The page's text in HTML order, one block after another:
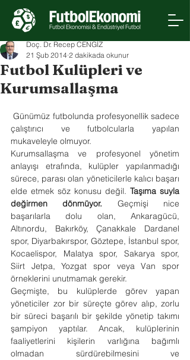
Futbol Kulüpleri ve
Kurumsallaşma
Doç. Dr. Recep CENGİZ
21 Şub 2014 2 dakikada okunur
Günümüz futbolunda profesyonellik sadece
çalıştırıcı ve futbolcularla yapılan
mukaveleyle olmuyor.
Kurumsallaşma ve profesyonel yönetim
anlayışı etrafında, kulüpler yapılanmadığı
sürece, parası olan yöneticilerle kalıcı başarı
elde etmek söz konusu değil. Taşıma suyla
değirmen dönmüyor. Geçmişi nice
başarılarla dolu olan, Ankaragücü,
Altınordu, Bakırköy, Çanakkale Dardanel
spor, Diyarbakırspor, Göztepe, İstanbul spor,
Kocaelispor, Malatya spor, Sakarya spor,
Siirt Jetpa, Yozgat spor veya Van spor
örneklerini unutmamak gerekir.
Geçmişte, bu kulüplerde görev yapan
yöneticiler zor bir süreçte görev alıp, zorlu
bir süreci başarılı bir şekilde yönetip takımı
şampiyon yaptılar. Ancak, kulüplerinin
faaliyetlerini kişilerin varlığına bağımlı
olmadan sürdürebilmesini ve